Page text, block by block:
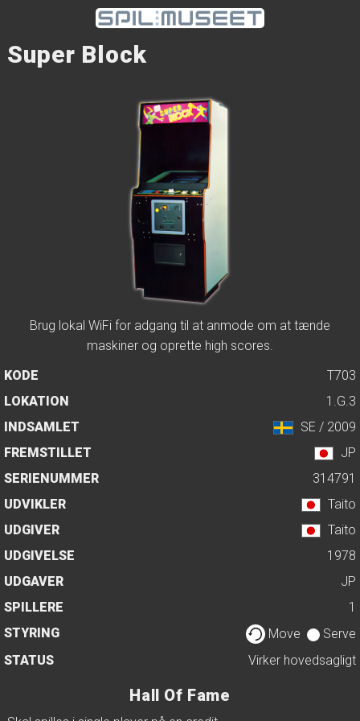
Super Block
Brug lokal WiFi for adgang til at anmode om at tænde
maskiner og oprette high scores.
KODE
T703
LOKATION
1.G.3
INDSAMLET
SE / 2009
FREMSTILLET
JP
SERIENUMMER
314791
UDVIKLER
Taito
UDGIVER
Taito
UDGIVELSE
1978
UDGAVER
JP
SPILLERE
1
STYRING
Move
Serve
STATUS
Virker hovedsagligt
Hall Of Fame